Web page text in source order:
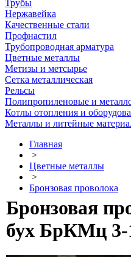
Трубы
Нержавейка
Качественные стали
Профнастил
Трубопроводная арматура
Цветные металлы
Метизы и метсырье
Сетка металлическая
Рельсы
Полипропиленовые и
Котлы отопления и
Металлы и литейные
Главная
>
Цветные металлы
>
Бронзовая проволока
Бронзовая
бух БрКМц 3-